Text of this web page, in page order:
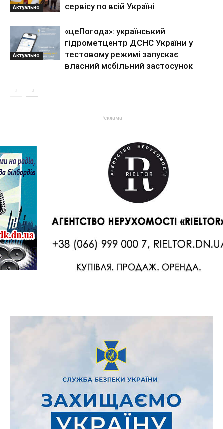
Актуально
сервісу по всій Україні
Актуально
«цеПогода»: український
гідрометцентр ДСНС України у
тестовому режимі запускає
власний мобільний застосунок
- Реклама -